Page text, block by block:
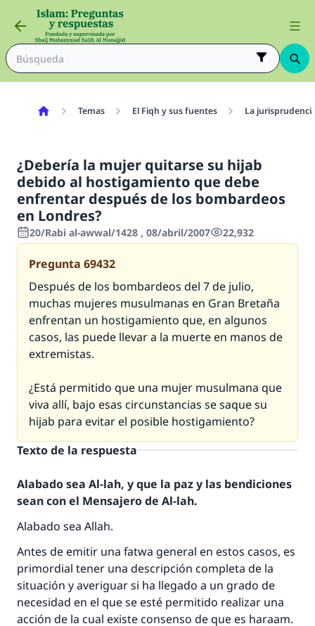
Temas El Fiqh y sus fuentes La
¿Debería la mujer quitarse su hijab
debido al hostigamiento que debe
enfrentar después de los bombardeos
en Londres?
20/Rabi al-awwal/1428 , 08/abril/2007 22,932
Pregunta 69432
Después de los bombardeos del 7 de julio,
muchas mujeres musulmanas en Gran Bretaña
enfrentan un hostigamiento que, en algunos
casos, las puede llevar a la muerte en manos de
extremistas.
¿Está permitido que una mujer musulmana que
viva allí, bajo esas circunstancias se saque su
hijab para evitar el posible hostigamiento?
Texto de la respuesta
Alabado sea Al-lah, y que la paz y las bendiciones
sean con el Mensajero de Al-lah.
Alabado sea Allah.
Antes de emitir una fatwa general en estos casos, es
primordial tener una descripción completa de la
situación y averiguar si ha llegado a un grado de
necesidad en el que se esté permitido realizar una
acción de la cual existe consenso de que es haraam.